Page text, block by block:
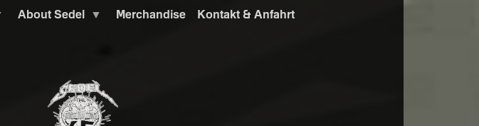
About Sedel Merchandise Kontakt & Anfahrt